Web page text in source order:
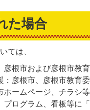
た場合
ては、
彦根市および彦根市教
彦根市、彦根市教育
ームページ、チラシ
プログラム、看板等に